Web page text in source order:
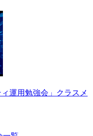
運用勉強会」クラスメ